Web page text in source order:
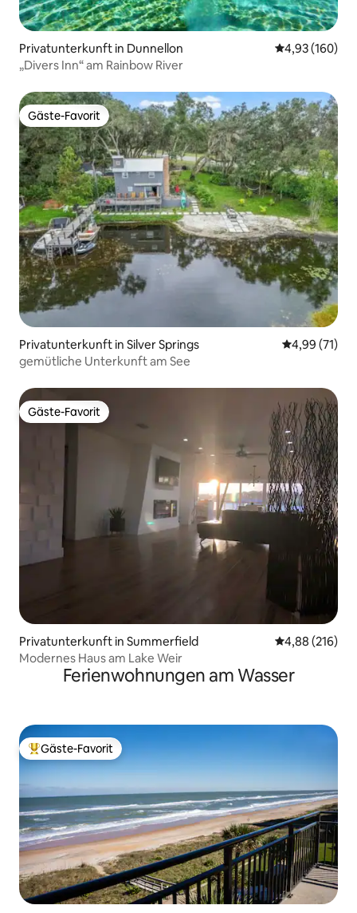
Privatunterkunft in Dunnellon
4,93 (160)
„Divers Inn“ am Rainbow River
Gäste-Favorit
Gäste-Favorit
Privatunterkunft in Silver Springs
4,99 (71)
gemütliche Unterkunft am See
Gäste-Favorit
Gäste-Favorit
Privatunterkunft in Summerfield
4,88 (216)
Modernes Haus am Lake Weir
Ferienwohnungen am Wasser
Beliebter Gäste-Favorit.
Gäste-Favorit